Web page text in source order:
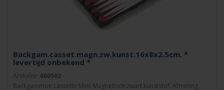
Backgam.casset.magn.zw.kunst.16x8x2.5cm. *
levertijd onbekend *
Artikelnr: 600502
Backgammon cassette Mini. Magnetisch zwart kunststof. Afmeting